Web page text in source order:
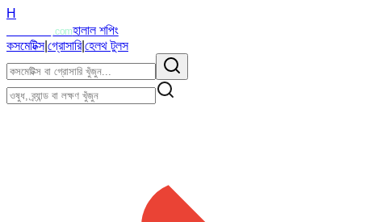
H
.comহালাল শপিং
কসমেটিক্স|গ্রোসারি|হেলথ টুলস